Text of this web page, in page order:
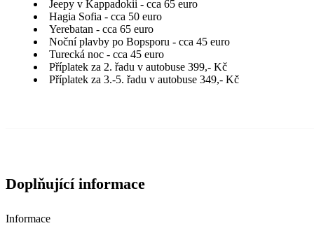
Jeepy v Kappadokii - cca 65 euro
Hagia Sofia - cca 50 euro
Yerebatan - cca 65 euro
Noční plavby po Bopsporu - cca 45 euro
Turecká noc - cca 45 euro
Příplatek za 2. řadu v autobuse 399,- Kč
Příplatek za 3.-5. řadu v autobuse 349,- Kč
Doplňující informace
Informace